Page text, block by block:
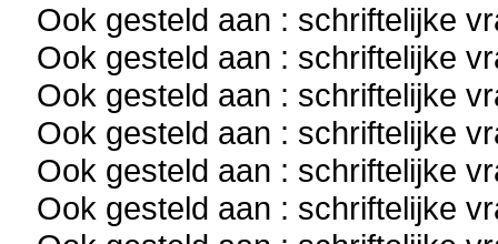
Ook gesteld aan : schriftelijke
Ook gesteld aan : schriftelijke
Ook gesteld aan : schriftelijke
Ook gesteld aan : schriftelijke
Ook gesteld aan : schriftelijke
Ook gesteld aan : schriftelijke